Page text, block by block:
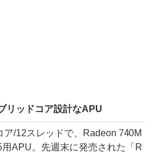
リッドコア設計なAPU
/12スレッドで、Radeon 740M
APU。先週末に発売された「R